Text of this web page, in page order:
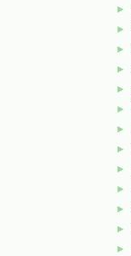
►
►
►
►
►
►
►
►
►
►
►
►
►